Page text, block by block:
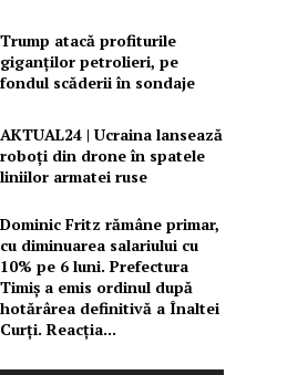
Trump atacă profiturile
giganților petrolieri, pe
fondul scăderii în sondaje
AKTUAL24 | Ucraina lansează
roboți din drone în spatele
liniilor armatei ruse
Dominic Fritz rămâne primar,
cu diminuarea salariului cu
10% pe 6 luni. Prefectura
Timiș a emis ordinul după
hotărârea definitivă a Înaltei
Curți. Reacția...